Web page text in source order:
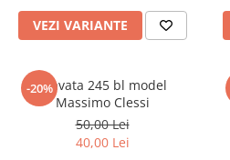
VEZI VARIANTE
-20%
Cravata 245 bl model
Massimo Clessi
50,00 Lei
40,00 Lei